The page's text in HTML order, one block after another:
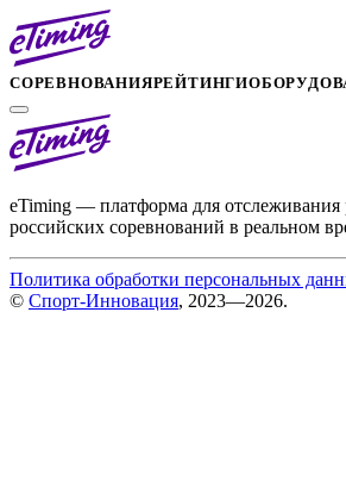
СОРЕВНОВАНИЯРЕЙТИНГИ
eTiming — платформа для отслеживания
российских соревнований в реальном
Политика обработки персональных
© Спорт-Инновация, 2023—2026.